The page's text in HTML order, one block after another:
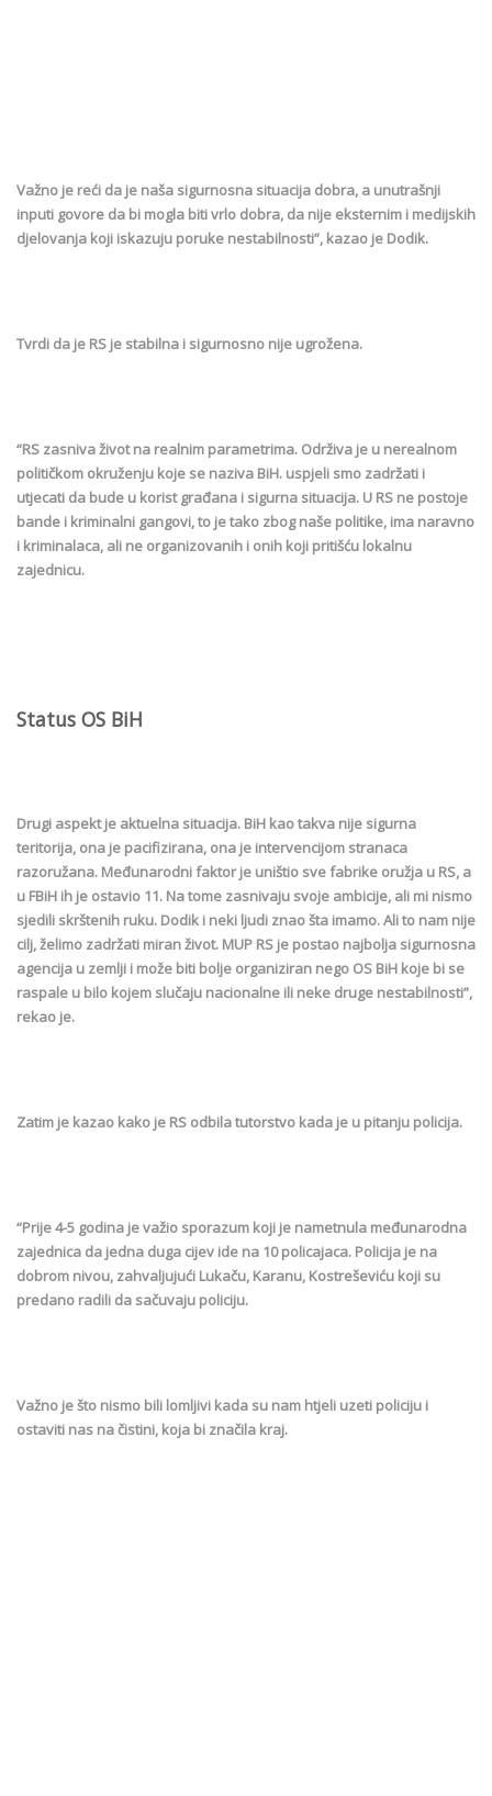
Važno je reći da je naša sigurnosna situacija dobra, a unutrašnji
inputi govore da bi mogla biti vrlo dobra, da nije eksternim i medijskih
djelovanja koji iskazuju poruke nestabilnosti”, kazao je Dodik.
Tvrdi da je RS je stabilna i sigurnosno nije ugrožena.
“RS zasniva život na realnim parametrima. Održiva je u nerealnom
političkom okruženju koje se naziva BiH. uspjeli smo zadržati i
utjecati da bude u korist građana i sigurna situacija. U RS ne postoje
bande i kriminalni gangovi, to je tako zbog naše politike, ima naravno
i kriminalaca, ali ne organizovanih i onih koji pritišću lokalnu
zajednicu.
Status OS BiH
Drugi aspekt je aktuelna situacija. BiH kao takva nije sigurna
teritorija, ona je pacifizirana, ona je intervencijom stranaca
razoružana. Međunarodni faktor je uništio sve fabrike oružja u RS, a
u FBiH ih je ostavio 11. Na tome zasnivaju svoje ambicije, ali mi nismo
sjedili skrštenih ruku. Dodik i neki ljudi znao šta imamo. Ali to nam nije
cilj, želimo zadržati miran život. MUP RS je postao najbolja sigurnosna
agencija u zemlji i može biti bolje organiziran nego OS BiH koje bi se
raspale u bilo kojem slučaju nacionalne ili neke druge nestabilnosti”,
rekao je.
Zatim je kazao kako je RS odbila tutorstvo kada je u pitanju policija.
“Prije 4-5 godina je važio sporazum koji je nametnula međunarodna
zajednica da jedna duga cijev ide na 10 policajaca. Policija je na
dobrom nivou, zahvaljujući Lukaču, Karanu, Kostreševiću koji su
predano radili da sačuvaju policiju.
Važno je što nismo bili lomljivi kada su nam htjeli uzeti policiju i
ostaviti nas na čistini, koja bi značila kraj.